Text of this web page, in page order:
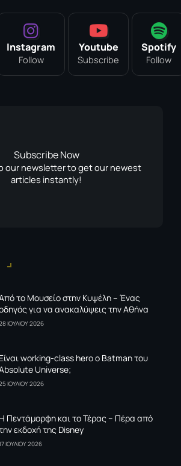
Instagram
Follow
Youtube
Subscribe
Spotify
Follow
Subscribe Now
our newsletter to get our newest
articles instantly!
το Μουσείο στην Κυψέλη – Ένας
για να ανακαλύψεις την Αθήνα
ΙΟΥΛΙΟΥ 2026
Είναι working-class hero ο Batman του
Universe;
ΙΟΥΛΙΟΥ 2026
Η Πεντάμορφη και το Τέρας – Πέρα από
εκδοχή της Disney
ΙΟΥΛΙΟΥ 2026